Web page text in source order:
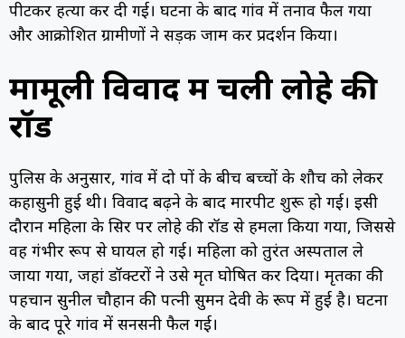
पीटकर हत्या कर दी गई। घटना के बाद गांव में तनाव फैल गया
और आक्रोशित ग्रामीणों ने सड़क जाम कर प्रदर्शन किया।
मामूली विवाद में चली लोहे की
रॉड
पुलिस के अनुसार, गांव में दो पक्षों के बीच बच्चों के शौच को लेकर
कहासुनी हुई थी। विवाद बढ़ने के बाद मारपीट शुरू हो गई। इसी
दौरान महिला के सिर पर लोहे की रॉड से हमला किया गया, जिससे
वह गंभीर रूप से घायल हो गई। महिला को तुरंत अस्पताल ले
जाया गया, जहां डॉक्टरों ने उसे मृत घोषित कर दिया। मृतका की
पहचान सुनील चौहान की पत्नी सुमन देवी के रूप में हुई है। घटना
के बाद पूरे गांव में सनसनी फैल गई।